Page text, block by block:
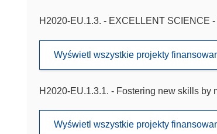
H2020-EU.1.3. - EXCELLENT SCIENCE
Wyświetl wszystkie projekty
H2020-EU.1.3.1. - Fostering new skills
Wyświetl wszystkie projekty